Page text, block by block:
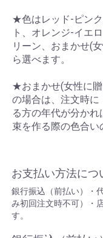
★色はレッド-ピン
ト、オレンジ-イエ
リーン、おまかせ(
ら選べます。
★おまかせ(女性に
の場合は、注文時に
る方の年代が分か
束を作る際の色合い
お支払い方法につ
銀行振込（前払い）・
み初回注文時不可）・
す。